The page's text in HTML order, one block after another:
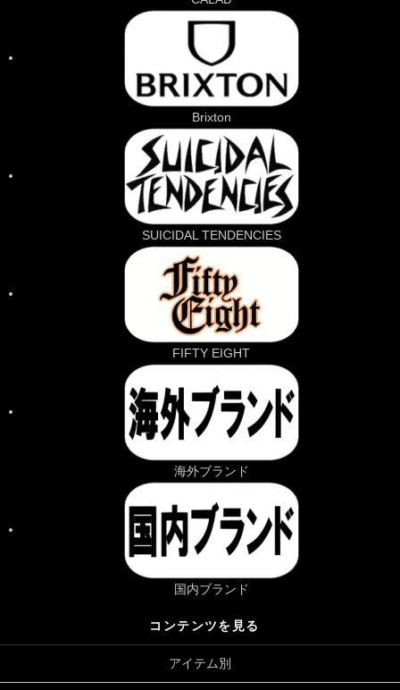
Brixton
SUICIDAL TENDENCIES
FIFTY EIGHT
海外ブランド
国内ブランド
コンテンツを見る
アイテム別